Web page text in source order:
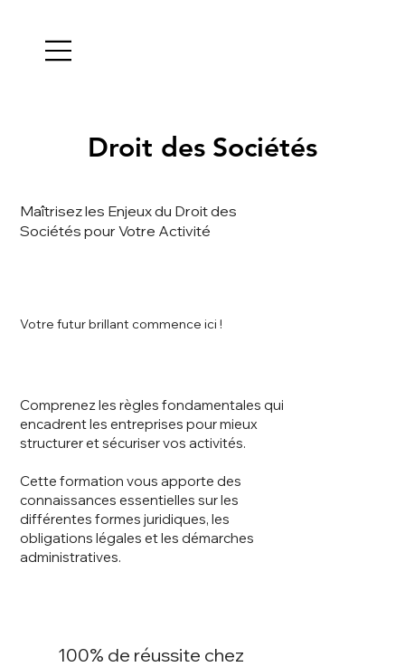
Droit des Sociétés
Droit des Sociétés
Maîtrisez les Enjeux du Droit des
Sociétés pour Votre Activité
Comprenez les règles fondamentales qui
encadrent les entreprises pour mieux
structurer et sécuriser vos activités.
Cette formation vous apporte des
connaissances essentielles sur les
différentes formes juridiques, les
obligations légales et les démarches
administratives.
Votre futur brillant commence ici !
100% de réussite chez